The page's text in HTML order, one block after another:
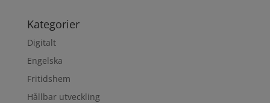
Kategorier
Digitalt
Engelska
Fritidshem
Hållbar utveckling